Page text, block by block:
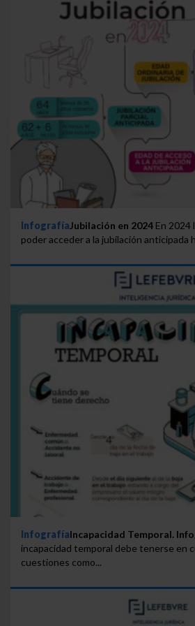
Saber más acerca de las cookies
InfografíaJubilación en 2024 En 2024
poder acceder a la jubilación anticipada
InfografíaIncapacidad Temporal.
incapacidad temporal debe tenerse en
cuestiones como...